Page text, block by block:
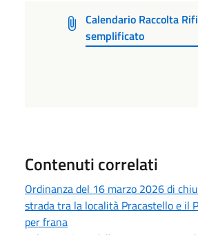
Calendario Raccolta
semplificato
Contenuti correlati
Ordinanza del 16 marzo 2026 di
strada tra la località Pracastello e il
per frana